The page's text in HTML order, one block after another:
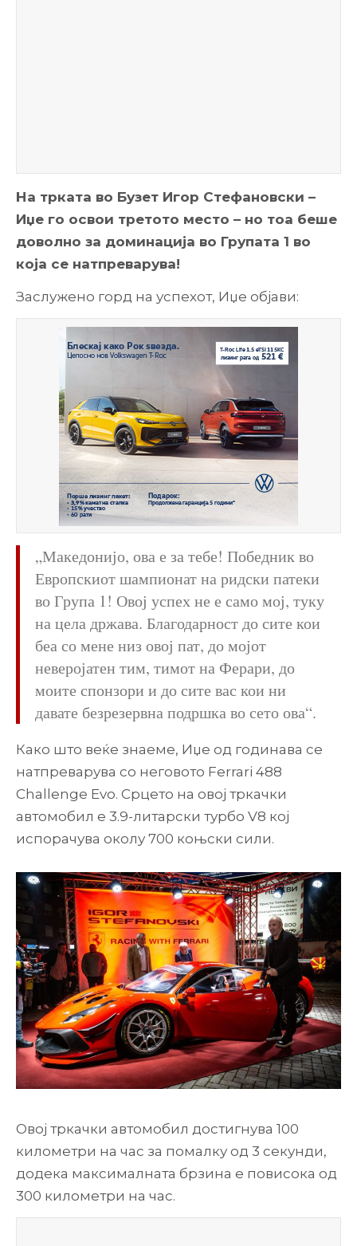
На трката во Бузет Игор Стефановски –
Иџе го освои третото место – но тоа беше
доволно за доминација во Групата 1 во
која се натпреварува!
Заслужено горд на успехот, Иџе објави:
„Македонијо, ова е за тебе! Победник во
Европскиот шампионат на ридски патеки
во Група 1! Овој успех не е само мој, туку
на цела држава. Благодарност до сите кои
беа со мене низ овој пат, до мојот
неверојатен тим, тимот на Ферари, до
моите спонзори и до сите вас кои ни
давате безрезервна подршка во сето ова“.
Како што веќе знаеме, Иџе од годинава се
натпреварува со неговото Ferrari 488
Challenge Evo. Срцето на овој тркачки
автомобил е 3.9-литарски турбo V8 кој
испорачува околу 700 коњски сили.
Овој тркачки автомобил достигнува 100
километри на час за помалку од 3 секунди,
додека максималната брзина е повисока од
300 километри на час.